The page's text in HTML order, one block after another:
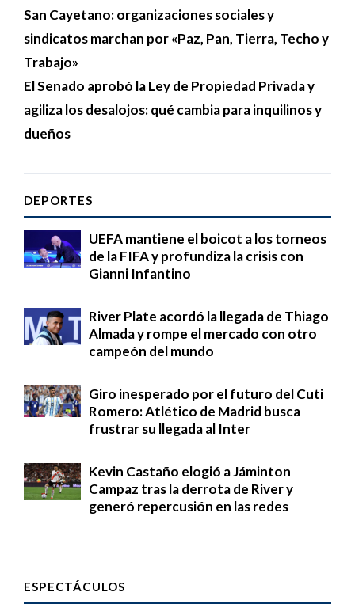
San Cayetano: organizaciones sociales y
sindicatos marchan por «Paz, Pan, Tierra, Techo y
Trabajo»
El Senado aprobó la Ley de Propiedad Privada y
agiliza los desalojos: qué cambia para inquilinos y
dueños
DEPORTES
UEFA mantiene el boicot a los torneos
de la FIFA y profundiza la crisis con
Gianni Infantino
River Plate acordó la llegada de Thiago
Almada y rompe el mercado con otro
campeón del mundo
Giro inesperado por el futuro del Cuti
Romero: Atlético de Madrid busca
frustrar su llegada al Inter
Kevin Castaño elogió a Jáminton
Campaz tras la derrota de River y
generó repercusión en las redes
ESPECTÁCULOS